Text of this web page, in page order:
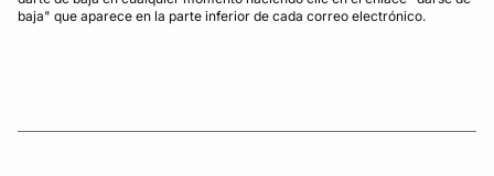
baja" que aparece en la parte inferior de cada correo electrónico.